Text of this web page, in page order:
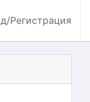
Регистрация